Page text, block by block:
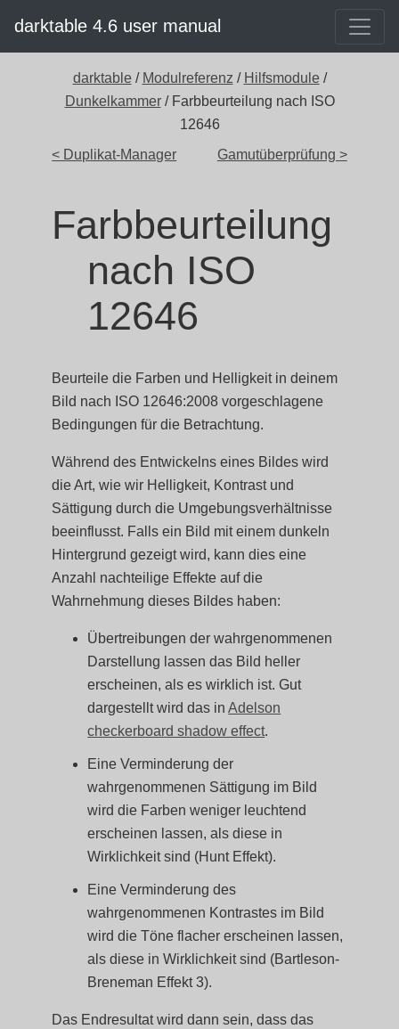
darktable 4.6 user manual
darktable / Modulreferenz / Hilfsmodule /
Dunkelkammer/ Farbbeurteilung nach ISO
12646
< Duplikat-Manager
Gamutüberprüfung >
Farbbeurteilung
nach ISO
12646
Beurteile die Farben und Helligkeit in deinem
Bild nach ISO 12646:2008 vorgeschlagene
Bedingungen für die Betrachtung.
Während des Entwickelns eines Bildes wird
die Art, wie wir Helligkeit, Kontrast und
Sättigung durch die Umgebungsverhältnisse
beeinflusst. Falls ein Bild mit einem dunkeln
Hintergrund gezeigt wird, kann dies eine
Anzahl nachteilige Effekte auf die
Wahrnehmung dieses Bildes haben:
Übertreibungen der wahrgenommenen
Darstellung lassen das Bild heller
erscheinen, als es wirklich ist. Gut
dargestellt wird das inAdelson
checkerboard shadow effect.
Eine Verminderung der
wahrgenommenen Sättigung im Bild
wird die Farben weniger leuchtend
erscheinen lassen, als diese in
Wirklichkeit sind (Hunt Effekt).
Eine Verminderung des
wahrgenommenen Kontrastes im Bild
wird die Töne flacher erscheinen lassen,
als diese in Wirklichkeit sind (Bartleson-
Breneman Effekt 3).
Das Endresultat wird dann sein, dass das